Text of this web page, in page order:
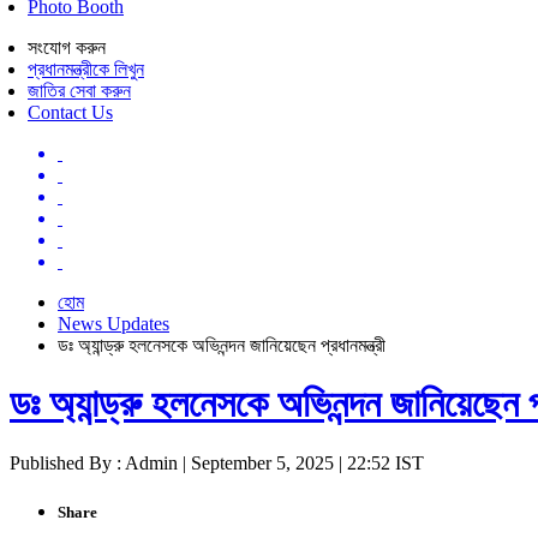
Photo Booth
সংযোগ করুন
প্রধানমন্ত্রীকে লিখুন
জাতির সেবা করুন
Contact Us
হোম
News Updates
ডঃ অ্যান্ড্রু হলনেসকে অভিনন্দন জানিয়েছেন প্রধানমন্ত্রী
ডঃ অ্যান্ড্রু হলনেসকে অভিনন্দন জানিয়েছেন
Published By : Admin | September 5, 2025 | 22:52 IST
Share